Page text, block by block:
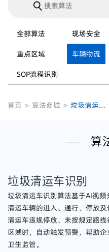
全部算法 现场安全
重点区域
车辆物流
SOP流程识别
首页 > 算法商城 > 垃圾清运车识别
算
垃圾清运车识别
垃圾清运车识别算法基于AI视
清运车辆的进入、通行、停放
清运车违规停放、未按规定路
区域时，自动触发预警，帮助
卫生监管。